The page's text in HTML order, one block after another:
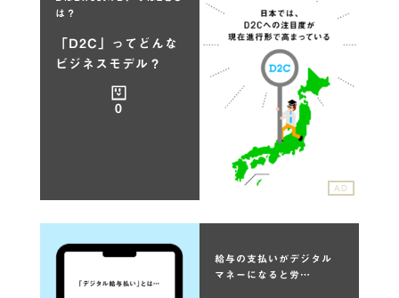
は？
「D2C」ってどんな
ビジネスモデル？
0
AD
給与の支払いがデジタル
マネーになると労…